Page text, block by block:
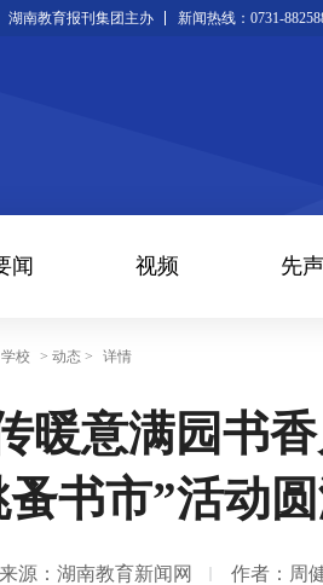
湖南教育报刊集团主办 新闻热线：0731-
闻 视频 先声
学校 > 动态 > 详情
暖意满园书
书市”活动
来源：湖南教育新闻网 作者：周